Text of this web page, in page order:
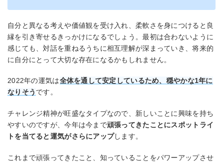
自分と異なる考えや価値観を受け入れ、柔軟さを身につけると良
縁を引き寄せるきっかけになるでしょう。最初は合わないように
感じても、対話を重ねるうちに相互理解が深まっていき、将来的
に自分にとって大切な存在になるかもしれません。
2022年の運気は全体を通して安定しているため、穏やかな1年に
なりそう です。
チャレンジ精神が旺盛なタイプなので、新しいことに興味を持ち
やすいのですが、今年は今まで頑張ってきたことにスポットライ
トを当てると運気がさらにアップします。
これまで頑張ってきたこと、知っていることをパワーアップさせ